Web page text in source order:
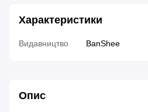
Характеристики
Видавництво BanShee
Опис